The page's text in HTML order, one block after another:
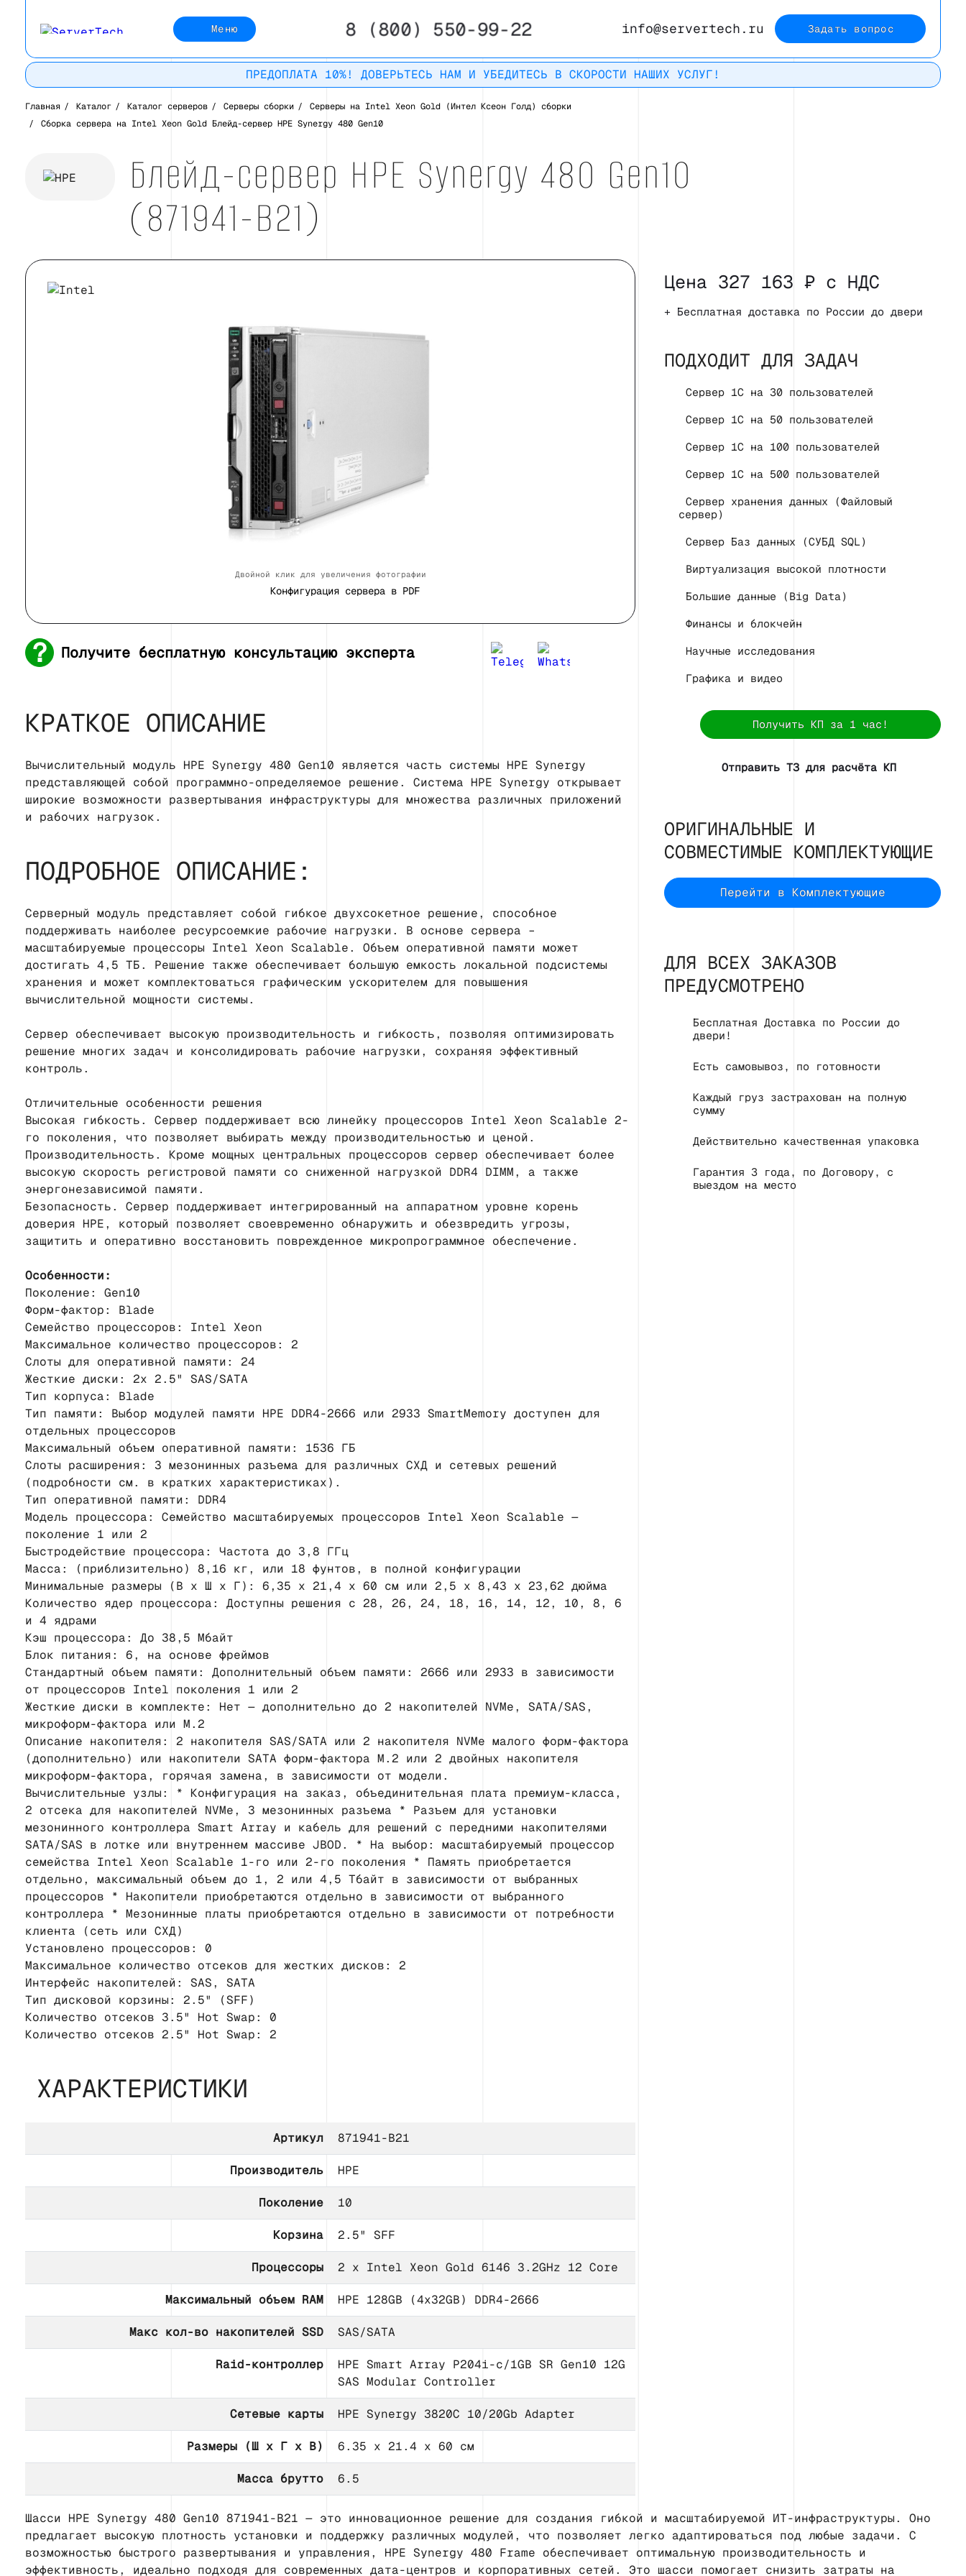
Меню 8 (800) 550-99-22 info@servertech.ru Задать вопрос
ПРЕДОПЛАТА 10%! ДОВЕРЬТЕСЬ НАМ И УБЕДИТЕСЬ В СКОРОСТИ НАШИХ УСЛУГ!
Главная / Каталог / Каталог серверов / Серверы сборки /
Серверы на Intel Xeon Gold (Интел Ксеон Голд) сборки
/
Сборка сервера на Intel Xeon Gold Блейд-сервер HPE Synergy 480 Gen10
Блейд-сервер HPE Synergy 480 Gen10
(871941-B21)
Двойной клик для увеличения фотографии
Конфигурация сервера в PDF
Получите бесплатную консультацию эксперта
КРАТКОЕ ОПИСАНИЕ
Вычислительный модуль HPE Synergy 480 Gen10 является часть системы HPE Synergy
представляющей собой программно-определяемое решение. Система HPE Synergy открывает
широкие возможности развертывания инфраструктуры для множества различных приложений
и рабочих нагрузок.
ПОДРОБНОЕ ОПИСАНИЕ:
Серверный модуль представляет собой гибкое двухсокетное решение, способное
поддерживать наиболее ресурсоемкие рабочие нагрузки. В основе сервера –
масштабируемые процессоры Intel Xeon Scalable. Объем оперативной памяти может
достигать 4,5 ТБ. Решение также обеспечивает большую емкость локальной подсистемы
хранения и может комплектоваться графическим ускорителем для повышения
вычислительной мощности системы.
Сервер обеспечивает высокую производительность и гибкость, позволяя оптимизировать
решение многих задач и консолидировать рабочие нагрузки, сохраняя эффективный
контроль.
Отличительные особенности решения
Высокая гибкость. Сервер поддерживает всю линейку процессоров Intel Xeon Scalable 2-
го поколения, что позволяет выбирать между производительностью и ценой.
Производительность. Кроме мощных центральных процессоров сервер обеспечивает более
высокую скорость регистровой памяти со сниженной нагрузкой DDR4 DIMM, а также
энергонезависимой памяти.
Безопасность. Сервер поддерживает интегрированный на аппаратном уровне корень
доверия HPE, который позволяет своевременно обнаружить и обезвредить угрозы,
защитить и оперативно восстановить поврежденное микропрограммное обеспечение.
Особенности:
Поколение: Gen10
Форм-фактор: Blade
Семейство процессоров: Intel Xeon
Максимальное количество процессоров: 2
Слоты для оперативной памяти: 24
Жесткие диски: 2x 2.5" SAS/SATA
Тип корпуса: Blade
Тип памяти: Выбор модулей памяти HPE DDR4-2666 или 2933 SmartMemory доступен для
отдельных процессоров
Максимальный объем оперативной памяти: 1536 ГБ
Слоты расширения: 3 мезонинных разъема для различных СХД и сетевых решений
(подробности см. в кратких характеристиках).
Тип оперативной памяти: DDR4
Модель процессора: Семейство масштабируемых процессоров Intel Xeon Scalable —
поколение 1 или 2
Быстродействие процессора: Частота до 3,8 ГГц
Масса: (приблизительно) 8,16 кг, или 18 фунтов, в полной конфигурации
Минимальные размеры (В x Ш x Г): 6,35 x 21,4 x 60 см или 2,5 x 8,43 x 23,62 дюйма
Количество ядер процессора: Доступны решения с 28, 26, 24, 18, 16, 14, 12, 10, 8, 6
и 4 ядрами
Кэш процессора: До 38,5 Мбайт
Блок питания: 6, на основе фреймов
Стандартный объем памяти: Дополнительный объем памяти: 2666 или 2933 в зависимости
от процессоров Intel поколения 1 или 2
Жесткие диски в комплекте: Нет — дополнительно до 2 накопителей NVMe, SATA/SAS,
микроформ-фактора или M.2
Описание накопителя: 2 накопителя SAS/SATA или 2 накопителя NVMe малого форм-фактора
(дополнительно) или накопители SATA форм-фактора M.2 или 2 двойных накопителя
микроформ-фактора, горячая замена, в зависимости от модели.
Вычислительные узлы: * Конфигурация на заказ, объединительная плата премиум-класса,
2 отсека для накопителей NVMe, 3 мезонинных разъема * Разъем для установки
мезонинного контроллера Smart Array и кабель для решений с передними накопителями
SATA/SAS в лотке или внутреннем массиве JBOD. * На выбор: масштабируемый процессор
семейства Intel Xeon Scalable 1-го или 2-го поколения * Память приобретается
отдельно, максимальный объем до 1, 2 или 4,5 Тбайт в зависимости от выбранных
процессоров * Накопители приобретаются отдельно в зависимости от выбранного
контроллера * Мезонинные платы приобретаются отдельно в зависимости от потребности
клиента (сеть или СХД)
Установлено процессоров: 0
Максимальное количество отсеков для жестких дисков: 2
Интерфейс накопителей: SAS, SATA
Тип дисковой корзины: 2.5" (SFF)
Количество отсеков 3.5" Hot Swap: 0
Количество отсеков 2.5" Hot Swap: 2
ХАРАКТЕРИСТИКИ
Артикул 871941-B21
Производитель HPE
Поколение 10
Корзина 2.5" SFF
Процессоры 2 x Intel Xeon Gold 6146 3.2GHz 12 Core
Максимальный объем RAM HPE 128GB (4x32GB) DDR4-2666
Макс кол-во накопителей SSD SAS/SATA
Raid-контроллер
HPE Smart Array P204i-c/1GB SR Gen10 12G
SAS Modular Controller
Сетевые карты HPE Synergy 3820C 10/20Gb Adapter
Размеры (Ш х Г х В) 6.35 x 21.4 x 60 см
Масса брутто 6.5
Цена 327 163 ₽ с НДС
+ Бесплатная доставка по России до двери
ПОДХОДИТ ДЛЯ ЗАДАЧ
Сервер 1С на 30 пользователей
Сервер 1С на 50 пользователей
Сервер 1С на 100 пользователей
Сервер 1С на 500 пользователей
Сервер хранения данных (Файловый
сервер)
Сервер Баз данных (СУБД SQL)
Виртуализация высокой плотности
Большие данные (Big Data)
Финансы и блокчейн
Научные исследования
Графика и видео
Получить КП за 1 час!
Отправить ТЗ для расчёта КП
ОРИГИНАЛЬНЫЕ И
СОВМЕСТИМЫЕ КОМПЛЕКТУЮЩИЕ
Перейти в Комплектующие
ДЛЯ ВСЕХ ЗАКАЗОВ
ПРЕДУСМОТРЕНО
Бесплатная Доставка по России до
двери!
Есть самовывоз, по готовности
Каждый груз застрахован на полную
сумму
Действительно качественная упаковка
Гарантия 3 года, по Договору, с
выездом на место
Шасси HPE Synergy 480 Gen10 871941-B21 — это инновационное решение для создания гибкой и масштабируемой ИТ-инфраструктуры. Оно
предлагает высокую плотность установки и поддержку различных модулей, что позволяет легко адаптироваться под любые задачи. С
возможностью быстрого развертывания и управления, HPE Synergy 480 Frame обеспечивает оптимальную производительность и
эффективность, идеально подходя для современных дата-центров и корпоративных сетей. Это шасси помогает снизить затраты на